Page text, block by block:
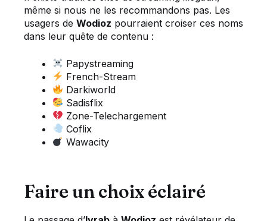
même si nous ne les recommandons pas. Les
usagers de Wodioz pourraient croiser ces noms
dans leur quête de contenu :
Papystreaming
French-Stream
Darkiworld
Sadisflix
Zone-Telechargement
Coflix
Wawacity
Faire un choix éclairé